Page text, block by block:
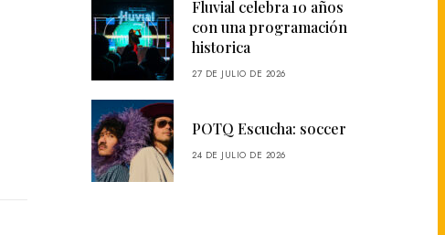
Fluvial celebra 10 años
con una programación
historica
27 DE JULIO DE 2026
POTQ Escucha: soccer
24 DE JULIO DE 2026